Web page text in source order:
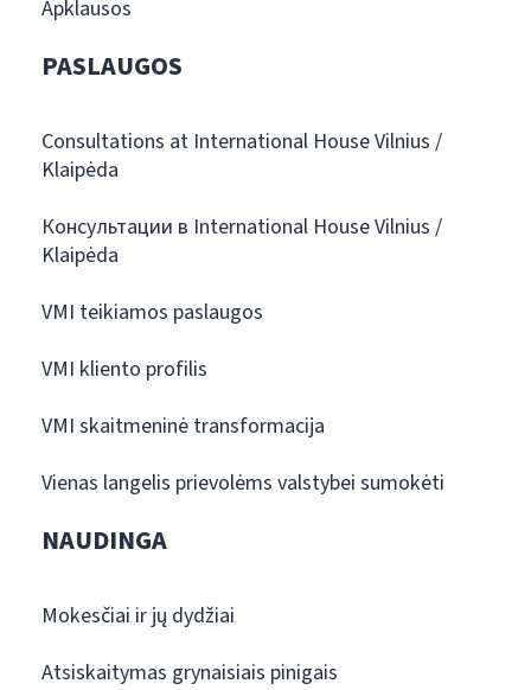
Apklausos
PASLAUGOS
Consultations at International House Vilnius /
Klaipėda
Консультации в International House Vilnius /
Klaipėda
VMI teikiamos paslaugos
VMI kliento profilis
VMI skaitmeninė transformacija
Vienas langelis prievolėms valstybei sumokėti
NAUDINGA
Mokesčiai ir jų dydžiai
Atsiskaitymas grynaisiais pinigais